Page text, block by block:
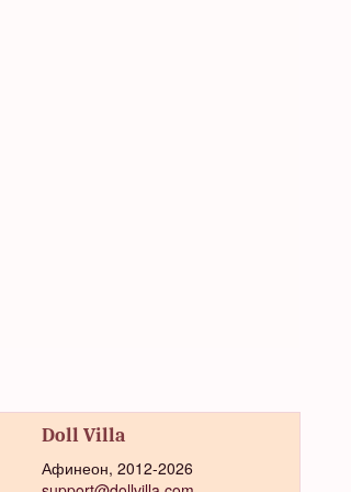
Doll Villa
Афинеон, 2012-2026